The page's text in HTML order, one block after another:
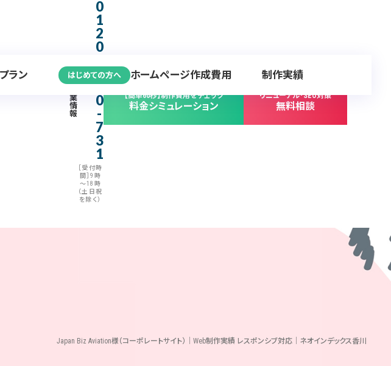
業
情
報
0
1
2
0
3
7
0
-
7
3
1
［受付時
間］9時
～18時
（土日祝
を除く）
【簡単60秒】制作費用をチェック
料金シミュレーション
リニューアル･SEO対策
無料相談
ラン はじめての方へ ホームページ作成費用 制作実績
Japan Biz Aviation様（コーポレートサイト）｜Web制作実績 レスポンシブ対応｜ネオインデックス香川